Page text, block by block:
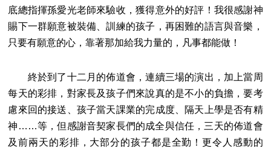
底總指揮孫愛光老師來驗收，獲得意外的好評！我很感謝神
賜下一群願意被裝備、訓練的孩子，再困難的語言與音樂，
只要有願意的心，靠著那加給我力量的，凡事都能做！
終於到了十二月的佈道會，連續三場的演出，加上當周
每天的彩排，對家長及孩子們來說真的是不小的負擔，要考
慮來回的接送、孩子當天課業的完成度、隔天上學是否有精
神……等，但感謝音契家長們的成全與信任，三天的佈道會
及前兩天的彩排，大部分的孩子都是全勤！更令人感動的